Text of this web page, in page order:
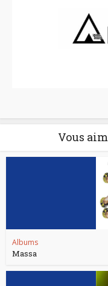
Vous
Albums
Massa